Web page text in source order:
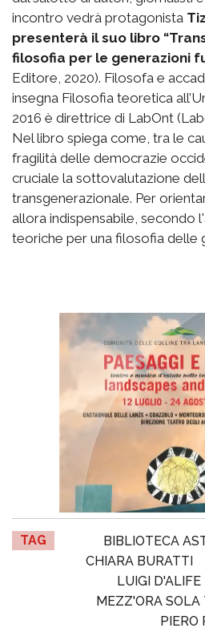
incontro vedrà protagonista
presenterà il suo libro
filosofia per le generazioni
Editore, 2020). Filosofa e
insegna Filosofia teoretica
2016 è direttrice di LabOnt
Nel libro spiega come, tra le
fragilità delle democrazie
cruciale la sottovalutazione
transgenerazionale. Per
allora indispensabile, secondo
teoriche per una filosofia delle
TAG
BIBLIOTECA
CHIARA BURATTI
LUIGI D'ALIFE
MEZZ'ORA SOLA
PIERO